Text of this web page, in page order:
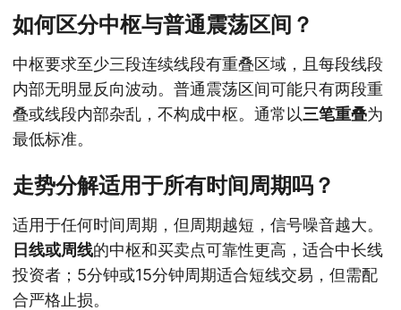
如何区分中枢与普通震荡区间？
中枢要求至少三段连续线段有重叠区域，且每段线段
内部无明显反向波动。普通震荡区间可能只有两段重
叠或线段内部杂乱，不构成中枢。通常以三笔重叠为
最低标准。
走势分解适用于所有时间周期吗？
适用于任何时间周期，但周期越短，信号噪音越大。
日线或周线的中枢和买卖点可靠性更高，适合中长线
投资者；5分钟或15分钟周期适合短线交易，但需配
合严格止损。